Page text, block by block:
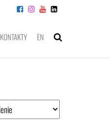
KONTAKTY EN